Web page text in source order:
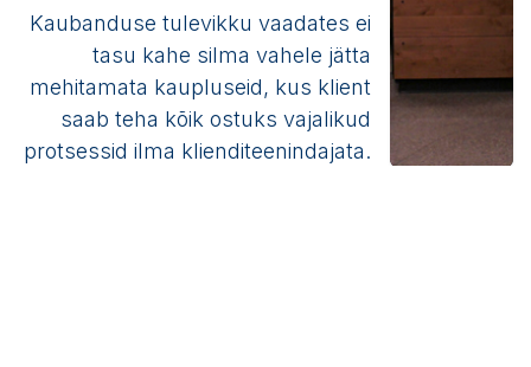
Kaubanduse tulevikku vaadates ei
tasu kahe silma vahele jätta
mehitamata kaupluseid, kus klient
saab teha kõik ostuks vajalikud
protsessid ilma klienditeenindajata.